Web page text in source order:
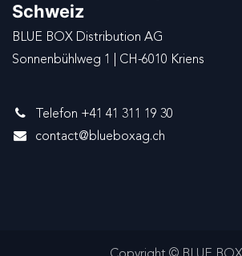
Schweiz
BLUE BOX Distribution AG
Sonnenbühlweg 1 | CH-6010 Kriens
Telefon +41 41 311 19 30
contact@blueboxag.ch